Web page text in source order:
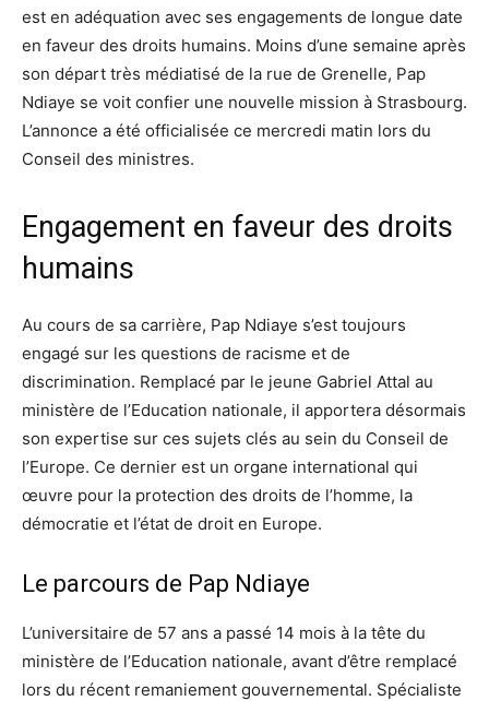
est en adéquation avec ses engagements de longue date
en faveur des droits humains. Moins d’une semaine après
son départ très médiatisé de la rue de Grenelle, Pap
Ndiaye se voit confier une nouvelle mission à Strasbourg.
L’annonce a été officialisée ce mercredi matin lors du
Conseil des ministres.
Engagement en faveur des droits
humains
Au cours de sa carrière, Pap Ndiaye s’est toujours
engagé sur les questions de racisme et de
discrimination. Remplacé par le jeune Gabriel Attal au
ministère de l’Education nationale, il apportera désormais
son expertise sur ces sujets clés au sein du Conseil de
l’Europe. Ce dernier est un organe international qui
œuvre pour la protection des droits de l’homme, la
démocratie et l’état de droit en Europe.
Le parcours de Pap Ndiaye
L’universitaire de 57 ans a passé 14 mois à la tête du
ministère de l’Education nationale, avant d’être remplacé
lors du récent remaniement gouvernemental. Spécialiste